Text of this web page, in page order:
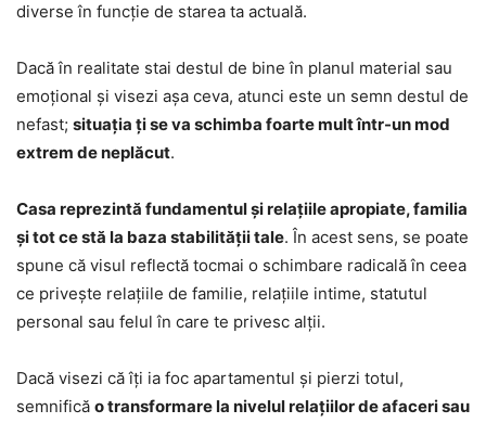
diverse în funcție de starea ta actuală.
Dacă în realitate stai destul de bine în planul material sau
emoțional și visezi așa ceva, atunci este un semn destul de
nefast; situația ți se va schimba foarte mult într-un mod
extrem de neplăcut.
Casa reprezintă fundamentul și relațiile apropiate, familia
și tot ce stă la baza stabilității tale. În acest sens, se poate
spune că visul reflectă tocmai o schimbare radicală în ceea
ce privește relațiile de familie, relațiile intime, statutul
personal sau felul în care te privesc alții.
Dacă visezi că îți ia foc apartamentul și pierzi totul,
semnifică o transformare la nivelul relațiilor de afaceri sau